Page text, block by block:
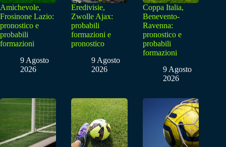
Amichevole,
Frosinone Lazio:
pronostico e
probabili
formazioni
9 Agosto
2026
Eredivisie,
Zwolle Ajax:
probabili
formazioni e
pronostico
9 Agosto
2026
Coppa Italia,
Benevento-
Ravenna:
pronostico e
probabili
formazioni
9 Agosto
2026